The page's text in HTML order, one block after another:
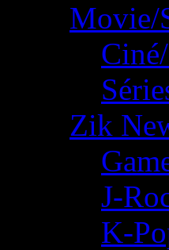
Movie/
Zik
J-
K-